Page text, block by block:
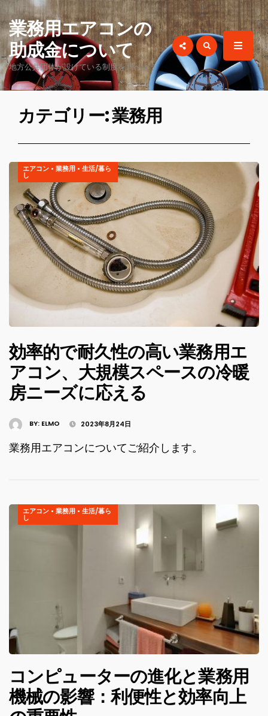
for:
業務用エアコンの
助成金について
地方公共団体が設けている制度を調べよう
カテゴリー: 業務用
エアコン • 業務用 • 生活/暮ら
し
効率的で耐久性の高い業務用エ
アコン、大規模スペースの冷暖
房ニーズに応える
BY: ELMO 2023年8月24日
業務用エアコンについてご紹介します。
エアコン • 業務用 • 生活/暮ら
し
コンピューターの進化と業務用
機械の影響：利便性と効率向上